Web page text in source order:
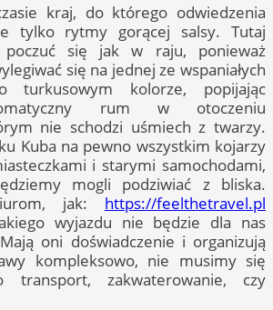
kraj, do którego odwiedzenia
tylko rytmy gorącej salsy. Tutaj
poczuć się jak w raju, ponieważ
się na jednej ze wspaniałych
kolorze, popijając
rum w otoczeniu
nie schodzi uśmiech z twarzy.
Kuba na pewno wszystkim kojarzy
i starymi samochodami,
mogli podziwiać z bliska.
jak: https://feelthetravel.pl
wyjazdu nie będzie dla nas
oni doświadczenie i organizują
kompleksowo, nie musimy się
zakwaterowanie, czy